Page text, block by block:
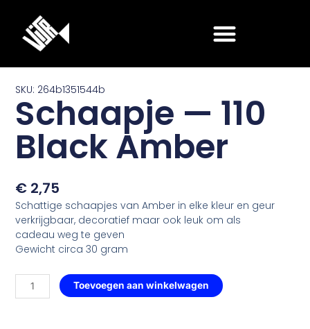
SKU: 264b1351544b
Schaapje — 110
Black Amber
€ 2,75
Schattige schaapjes van Amber in elke kleur en geur
verkrijgbaar, decoratief maar ook leuk om als
cadeau weg te geven
Gewicht circa 30 gram
Schaapje
—
Toevoegen aan winkelwagen